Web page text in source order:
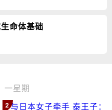
命体基础
一星期
2